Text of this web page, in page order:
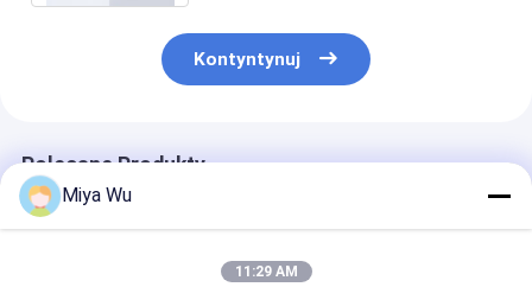
Kontyntynuj
Polecane Produkty
Miya Wu
11:29 AM